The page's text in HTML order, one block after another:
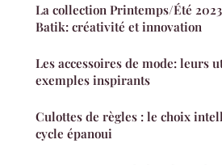
La collection Printemps/Été
Batik: créativité et innovation
Les accessoires de mode: leurs
exemples inspirants
Culottes de règles : le choix
cycle épanoui